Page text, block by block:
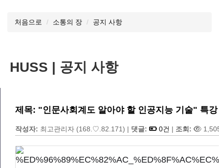
처음으로 소통의 장 공지 사항
HUSS | 공지 사항
제목: "인문사회계도 알아야 할 인공지능 기술" 특
작성자: 최고관리자 (168.♡.82.171) | 댓글: 0건 | 조회: